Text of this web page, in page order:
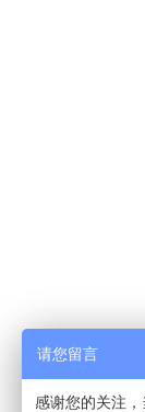
请您留言
感谢您的关注